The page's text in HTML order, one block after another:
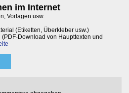
im Internet
Vorlagen usw.
(Etiketten, Überkleber usw.)
(PDF-Download von Haupttexten und